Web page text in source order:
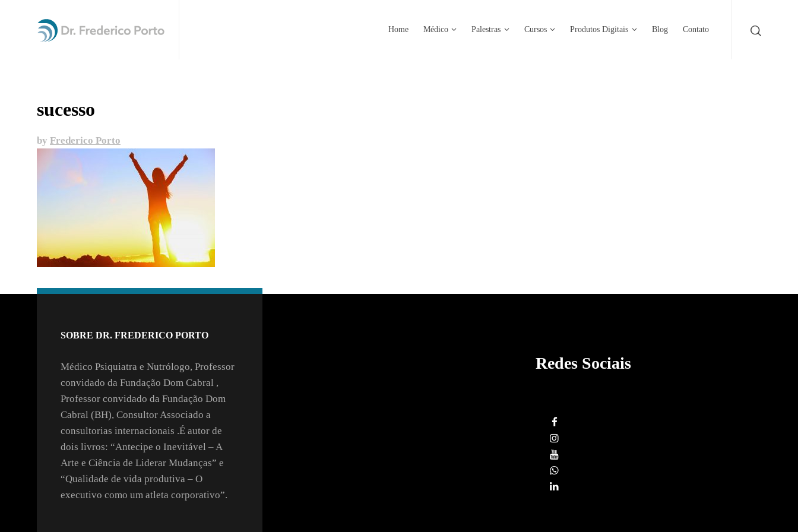
Home Médico Palestras Cursos Produtos Digitais Blog Contato
sucesso
by Frederico Porto
SOBRE DR. FREDERICO PORTO
Médico Psiquiatra e Nutrólogo, Professor
convidado da Fundação Dom Cabral ,
Professor convidado da Fundação Dom
Cabral (BH), Consultor Associado a
consultorias internacionais .É autor de
dois livros: “Antecipe o Inevitável – A
Arte e Ciência de Liderar Mudanças” e
“Qualidade de vida produtiva – O
executivo como um atleta corporativo”.
Redes Sociais